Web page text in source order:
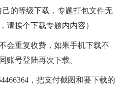
己的等级下载，专题打包文件无
请挨个下载专题内内容）
会重复收费，如果手机下载不
账号登陆再次下载。
，把支付截图和要下载的